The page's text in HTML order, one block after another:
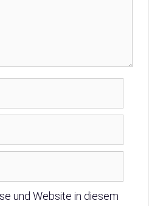
und Website in diesem